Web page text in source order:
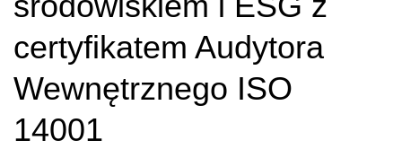
certyfikatem Audytora
Wewnętrznego ISO
14001